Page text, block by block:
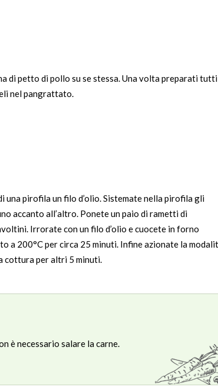
di petto di pollo su se stessa. Una volta preparati tutti
nel pangrattato.
una pirofila un filo d’olio. Sistemate nella pirofila gli
accanto all’altro. Ponete un paio di rametti di
Irrorate con un filo d’olio e cuocete in forno
a 200°C per circa 25 minuti. Infine azionate la
cottura per altri 5 minuti.
è necessario salare la carne.